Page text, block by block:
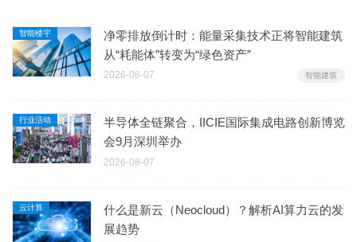
智能楼宇
净零排放倒计时：能量采集技术正将智能建筑
从“耗能体”转变为“绿色资产”
2026-08-07 智能建筑
行业活动
半导体全链聚合，IICIE国际集成电路创新博览
会9月深圳举办
2026-08-07
云计算
什么是新云（Neocloud）？解析AI算力云的发
展趋势